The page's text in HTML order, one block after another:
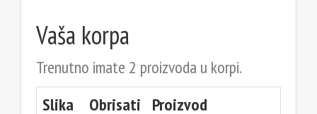
Vaša korpa
Trenutno imate 2 proizvoda u korpi.
Slika
Obrisati Proizvod